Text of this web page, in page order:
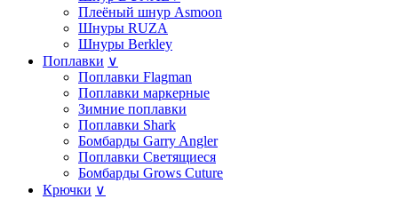
Плеёный шнур Asmoon
Шнуры RUZA
Шнуры Berkley
Поплавки ∨
Поплавки Flagman
Поплавки маркерные
Зимние поплавки
Поплавки Shark
Бомбарды Garry Angler
Поплавки Светящиеся
Бомбарды Grows Cuture
Крючки ∨